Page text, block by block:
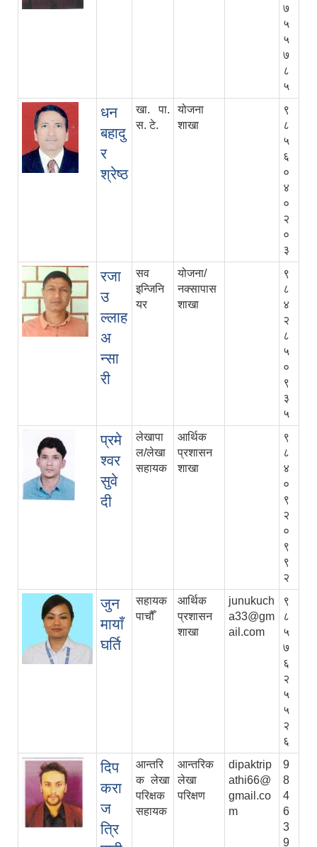
७
५
५
७
८
५
धन
बहादु
र
श्रेष्ठ
खा. पा.
स. टे.
योजना
शाखा
९
८
५
६
०
४
०
२
०
३
रजा
उ
ल्लाह
अ
न्सा
री
सव
इन्जिनि
यर
योजना/
नक्सापास
शाखा
९
८
४
२
८
५
०
९
३
५
प्रमे
श्वर
सुवे
दी
लेखापा
ल/लेखा
सहायक
आर्थिक
प्रशासन
शाखा
९
८
४
०
९
२
०
९
९
२
जुन
मायाँ
घर्ति
सहायक
पाचौँ
आर्थिक
प्रशासन
शाखा
junukuch
a33@gm
ail.com
९
८
५
७
६
२
५
५
२
६
दिप
करा
ज
त्रि
आन्तरि
क लेखा
परिक्षक
सहायक
आन्तरिक
लेखा
परिक्षण
dipaktrip
athi66@
gmail.co
m
9
8
4
6
3
9